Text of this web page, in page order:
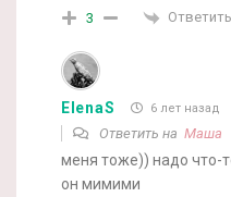
3 Ответить
ElenaS 6 лет назад
Ответить на Маша
меня тоже)) надо что-
он мимими